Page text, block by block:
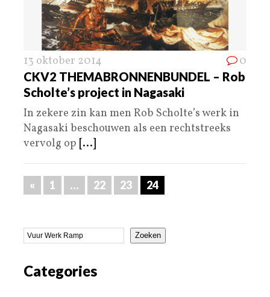
13 oktober 2014 0
CKV2 THEMABRONNENBUNDEL – Rob
Scholte’s project in Nagasaki
In zekere zin kan men Rob Scholte’s werk in
Nagasaki beschouwen als een rechtstreeks
vervolg op [...]
« 1 … 22 23 24
Zoeken
Categories